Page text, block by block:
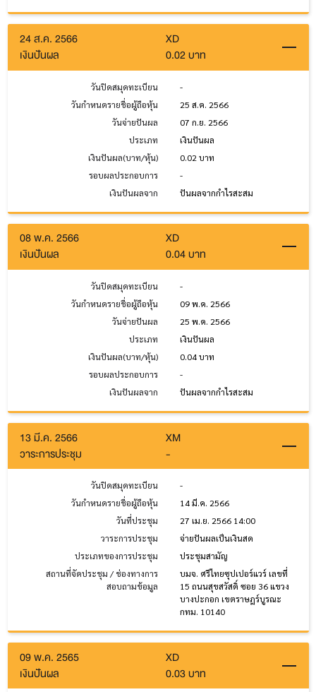
24 ส.ค. 2566
XD
เงินปันผล
0.02 บาท
วันปิดสมุดทะเบียน
-
วันกำหนดรายชื่อผู้ถือหุ้น
25 ส.ค. 2566
วันจ่ายปันผล
07 ก.ย. 2566
ประเภท
เงินปันผล
เงินปันผล(บาท/หุ้น)
0.02 บาท
รอบผลประกอบการ
-
เงินปันผลจาก
ปันผลจากกำไรสะสม
08 พ.ค. 2566
XD
เงินปันผล
0.04 บาท
วันปิดสมุดทะเบียน
-
วันกำหนดรายชื่อผู้ถือหุ้น
09 พ.ค. 2566
วันจ่ายปันผล
25 พ.ค. 2566
ประเภท
เงินปันผล
เงินปันผล(บาท/หุ้น)
0.04 บาท
รอบผลประกอบการ
-
เงินปันผลจาก
ปันผลจากกำไรสะสม
13 มี.ค. 2566
XM
วาระการประชุม
-
วันปิดสมุดทะเบียน
-
วันกำหนดรายชื่อผู้ถือหุ้น
14 มี.ค. 2566
วันที่ประชุม
27 เม.ย. 2566 14:00
วาระการประชุม
จ่ายปันผลเป็นเงินสด
ประเภทของการประชุม
ประชุมสามัญ
สถานที่จัดประชุม / ช่องทางการ
สอบถามข้อมูล
บมจ. ศรีไทยซุปเปอร์แวร์ เลขที่
15 ถนนสุขสวัสดิ์ ซอย 36 แขวง
บางปะกอก เขตราษฎร์บูรณะ
กทม. 10140
09 พ.ค. 2565
XD
เงินปันผล
0.03 บาท